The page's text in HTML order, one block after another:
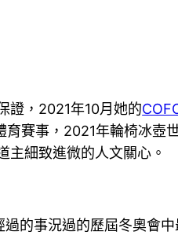
證，2021年10月她的
育賽事，2021年輪椅冰壺
主細致進微的人文關心。
事況過的歷屆冬奧會